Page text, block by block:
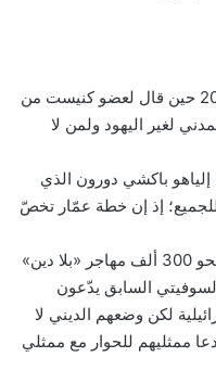
أثار عمّار ضجة إعلامية في سبتمبر 2005 حين قال لعضو كنيست من
لغير اليهود ولمن لا
باكشي دورون الذي
للجميع؛ إذ إن خطة عمّار تخصّ
قال إن اقتراحه يهدف إلى حل مشكلة نحو 300 ألف مهاجر «بلا دين»
السابق يدّعون
لكن وضعهم الديني لا
ممثليهم للحوار مع ممثلي